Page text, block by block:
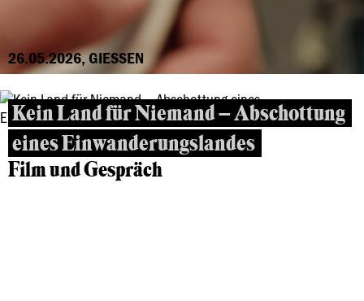
26.05.2026, GIESSEN
Kein Land für Niemand – Abschottung
eines Einwanderungslandes
Film und Gespräch